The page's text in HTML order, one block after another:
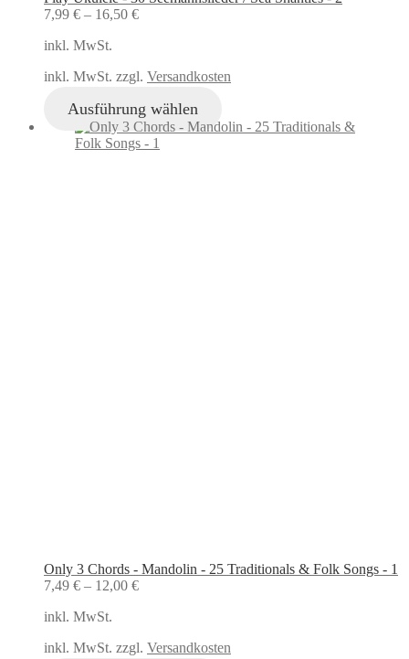
7,99 € – 16,50 €
inkl. MwSt.
inkl. MwSt. zzgl. Versandkosten
Ausführung wählen
Only 3 Chords - Mandolin - 25 Traditionals & Folk Songs - 1
7,49 € – 12,00 €
inkl. MwSt.
inkl. MwSt. zzgl. Versandkosten